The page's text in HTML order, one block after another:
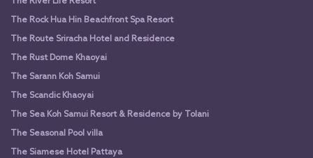
The Rock Hua Hin Beachfront Spa Resort
The Route Sriracha Hotel and Residence
The Rust Dome Khaoyai
The Sarann Koh Samui
The Scandic Khaoyai
The Sea Koh Samui Resort & Residence by Tolani
The Seasonal Pool villa
The Siamese Hotel Pattaya